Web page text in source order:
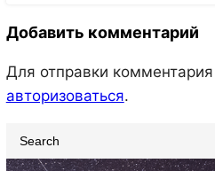
Добавить комментарий
Для отправки
авторизоваться.
e